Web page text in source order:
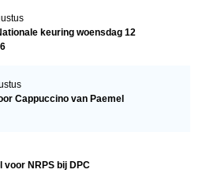
Jonge Paarden
keuring woensdag 12
Cappuccino van Paemel
voor NRPS bij DPC